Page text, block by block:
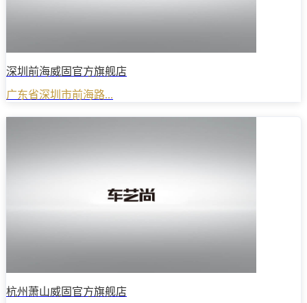
深圳前海威固官方旗舰店
广东省深圳市前海路...
杭州萧山威固官方旗舰店